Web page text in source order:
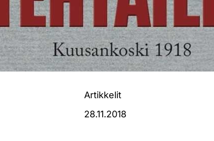
Artikkelit
28.11.2018